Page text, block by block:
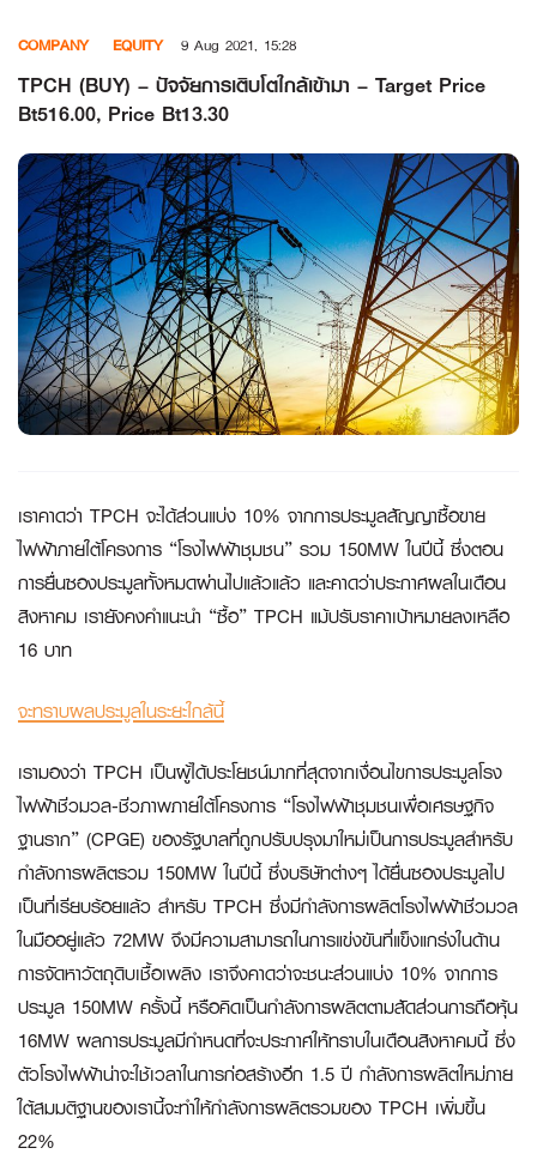
content
COMPANY EQUITY 9 Aug 2021, 15:28
TPCH (BUY) – ปัจจัยการเติบโตใกล้เข้ามา – Target Price
Bt516.00, Price Bt13.30
เราคาดว่า TPCH จะได้ส่วนแบ่ง 10% จากการประมูลสัญญาซื้อขาย
ไฟฟ้าภายใต้โครงการ “โรงไฟฟ้าชุมชน” รวม 150MW ในปีนี้ ซึ่งตอน
การยื่นซองประมูลทั้งหมดผ่านไปแล้วแล้ว และคาดว่าประกาศผลในเดือน
สิงหาคม เรายังคงคำแนะนำ “ซื้อ” TPCH แม้ปรับราคาเป้าหมายลงเหลือ
16 บาท
จะทราบผลประมูลในระยะใกล้นี้
เรามองว่า TPCH เป็นผู้ได้ประโยชน์มากที่สุดจากเงื่อนไขการประมูลโรง
ไฟฟ้าชีวมวล-ชีวภาพภายใต้โครงการ “โรงไฟฟ้าชุมชนเพื่อเศรษฐกิจ
ฐานราก” (CPGE) ของรัฐบาลที่ถูกปรับปรุงมาใหม่เป็นการประมูลสำหรับ
กำลังการผลิตรวม 150MW ในปีนี้ ซึ่งบริษัทต่างๆ ได้ยื่นซองประมูลไป
เป็นที่เรียบร้อยแล้ว สำหรับ TPCH ซึ่งมีกำลังการผลิตโรงไฟฟ้าชีวมวล
ในมืออยู่แล้ว 72MW จึงมีความสามารถในการแข่งขันที่แข็งแกร่งในด้าน
การจัดหาวัตถุดิบเชื้อเพลิง เราจึงคาดว่าจะชนะส่วนแบ่ง 10% จากการ
ประมูล 150MW ครั้งนี้ หรือคิดเป็นกำลังการผลิตตามสัดส่วนการถือหุ้น
16MW ผลการประมูลมีกำหนดที่จะประกาศให้ทราบในเดือนสิงหาคมนี้ ซึ่ง
ตัวโรงไฟฟ้าน่าจะใช้เวลาในการก่อสร้างอีก 1.5 ปี กำลังการผลิตใหม่ภาย
ใต้สมมติฐานของเรานี้จะทำให้กำลังการผลิตรวมของ TPCH เพิ่มขึ้น
22%